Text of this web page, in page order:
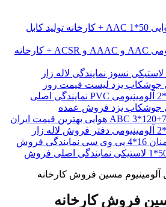
هادی آلومینیومی هوایی 50*1 AAC + کارخانه تولید کابل
هادی هوایی آلومینیومی AAC و AAAC و ACSR + کارخانه
فروش
آلومینیوم مسین فروش کارخانه
فروش کارخانه